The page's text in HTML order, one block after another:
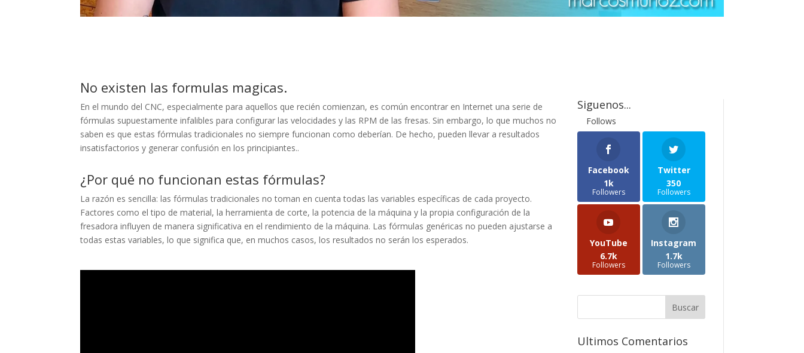
No existen las formulas magicas.
En el mundo del CNC, especialmente para aquellos que recién comienzan, es común encontrar en Internet una serie de
fórmulas supuestamente infalibles para configurar las velocidades y las RPM de las fresas. Sin embargo, lo que muchos no
saben es que estas fórmulas tradicionales no siempre funcionan como deberían. De hecho, pueden llevar a resultados
insatisfactorios y generar confusión en los principiantes..
¿Por qué no funcionan estas fórmulas?
La razón es sencilla: las fórmulas tradicionales no toman en cuenta todas las variables específicas de cada proyecto.
Factores como el tipo de material, la herramienta de corte, la potencia de la máquina y la propia configuración de la
fresadora influyen de manera significativa en el rendimiento de la máquina. Las fórmulas genéricas no pueden ajustarse a
todas estas variables, lo que significa que, en muchos casos, los resultados no serán los esperados.
Siguenos...
Follows
Facebook
1k
Followers
Twitter
350
Followers
YouTube
6.7k
Followers
Instagram
1.7k
Followers
Ultimos Comentarios